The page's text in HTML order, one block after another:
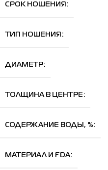
СРОК НОШЕНИЯ
ТИП НОШЕНИЯ
ДИАМЕТР
ТОЛЩИНА В ЦЕНТРЕ
СОДЕРЖАНИЕ ВОДЫ, %
МАТЕРИАЛ И FDA